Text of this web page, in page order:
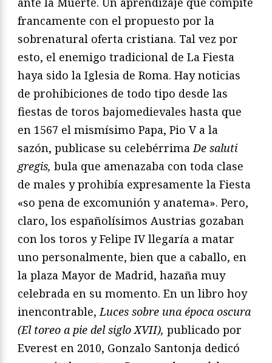
francamente con el propuesto por la
sobrenatural oferta cristiana. Tal vez por
esto, el enemigo tradicional de La Fiesta
haya sido la Iglesia de Roma. Hay noticias
de prohibiciones de todo tipo desde las
fiestas de toros bajomedievales hasta que
en 1567 el mismísimo Papa, Pio V a la
sazón, publicase su celebérrimaDe saluti
gregis, bula que amenazaba con toda clase
de males y prohibía expresamente la Fiesta
«so pena de excomunión y anatema». Pero,
claro, los españolísimos Austrias gozaban
con los toros y Felipe IV llegaría a matar
uno personalmente, bien que a caballo, en
la plaza Mayor de Madrid, hazaña muy
celebrada en su momento. En un libro hoy
inencontrable,Luces sobre una época oscura
(El toreo a pie del siglo XVII), publicado por
Everest en 2010, Gonzalo Santonja dedicó